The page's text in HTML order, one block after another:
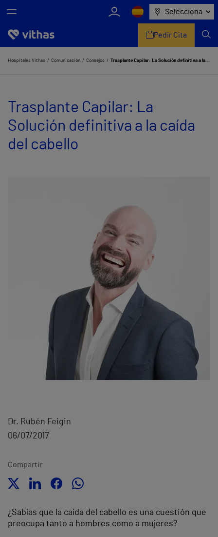
Selecciona
Nosotros
Servicios de salud
Equipo médico y asistencial
Pedir Cita
Hospitales Vithas Comunicación Consejos Trasplante Capilar: La Solución definitiva a la caída del cabello
Trasplante Capilar: La
Solución definitiva a la caída
del cabello
Dr. Rubén Feigin
06/07/2017
Compartir
¿Sabías que la caída del cabello es una cuestión que
preocupa tanto a hombres como a mujeres?